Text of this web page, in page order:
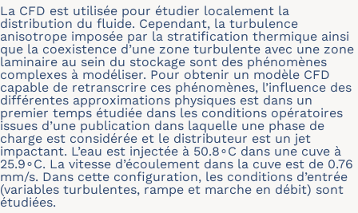
La CFD est utilisée pour étudier localement la
distribution du fluide. Cependant, la turbulence
anisotrope imposée par la stratification thermique ainsi
que la coexistence d’une zone turbulente avec une zone
laminaire au sein du stockage sont des phénomènes
complexes à modéliser. Pour obtenir un modèle CFD
capable de retranscrire ces phénomènes, l’influence des
différentes approximations physiques est dans un
premier temps étudiée dans les conditions opératoires
issues d’une publication dans laquelle une phase de
charge est considérée et le distributeur est un jet
impactant. L’eau est injectée à 50.8∘C dans une cuve à
25.9∘C. La vitesse d’écoulement dans la cuve est de 0.76
mm/s. Dans cette configuration, les conditions d’entrée
(variables turbulentes, rampe et marche en débit) sont
étudiées.